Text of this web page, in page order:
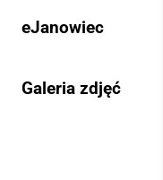
eJanowiec
Galeria zdjęć